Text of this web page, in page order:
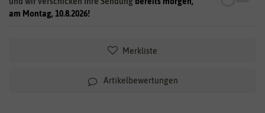
am Montag, 10.8.2026!
Merkliste
Artikelbewertungen